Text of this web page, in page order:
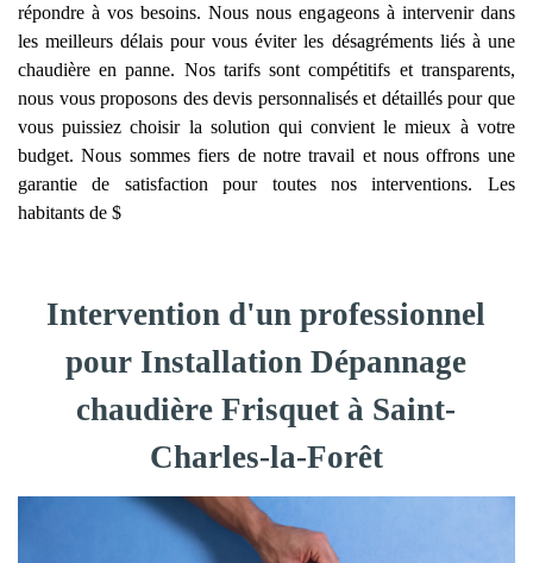
répondre à vos besoins. Nous nous engageons à intervenir dans
les meilleurs délais pour vous éviter les désagréments liés à une
chaudière en panne. Nos tarifs sont compétitifs et transparents,
nous vous proposons des devis personnalisés et détaillés pour que
vous puissiez choisir la solution qui convient le mieux à votre
budget. Nous sommes fiers de notre travail et nous offrons une
garantie de satisfaction pour toutes nos interventions. Les
habitants de $
Intervention d'un professionnel
pour Installation Dépannage
chaudière Frisquet à Saint-
Charles-la-Forêt